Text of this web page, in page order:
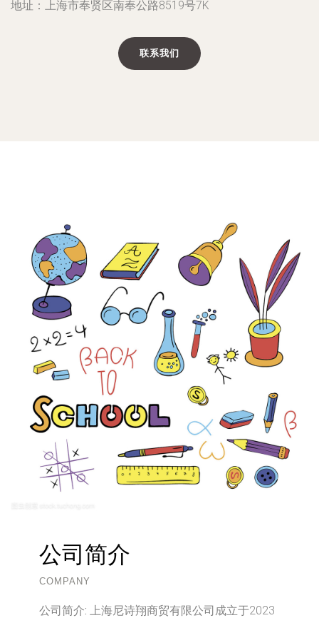
地址：上海市奉贤区南奉公路8519号7K
联系我们
公司简介
COMPANY
公司简介: 上海尼诗翔商贸有限公司成立于2023